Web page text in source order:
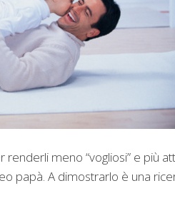
meno “vogliosi” e più
papà. A dimostrarlo è una